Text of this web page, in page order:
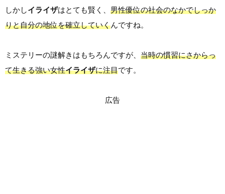
しかしイライザはとても賢く、 男性優位の社会のなかでしっか
りと自分の地位を確立していくんですね。
ミステリーの謎解きはもちろんですが、 当時の慣習にさからっ
て生きる強い女性イライザに注目です。
広告